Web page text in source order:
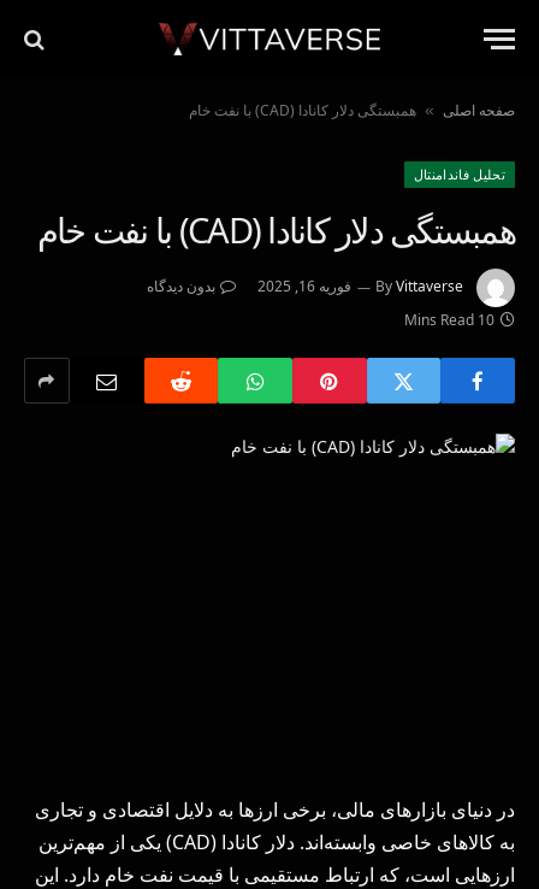
صفحه اصلی » همبستگی دلار کانادا (CAD) با نفت خام
تحليل فاندامنتال
همبستگی دلار کانادا (CAD) با نفت خام
ByVittaverse فوریه 16, 2025
بدون دیدگاه
10 Mins Read
در دنیای بازارهای مالی، برخی ارزها به دلایل اقتصادی و تجاری
به کالاهای خاصی وابسته‌اند. دلار کانادا (CAD) یکی از مهم‌ترین
ارزهایی است، که ارتباط مستقیمی با قیمت نفت خام دارد. این